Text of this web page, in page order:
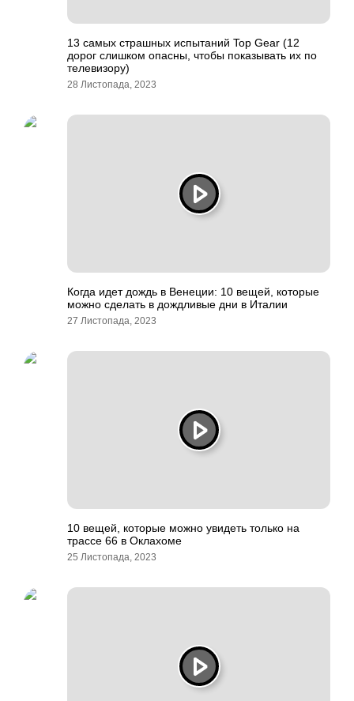
13 самых страшных испытаний Top Gear (12
дорог слишком опасны, чтобы показывать их по
телевизору)
28 Листопада, 2023
Когда идет дождь в Венеции: 10 вещей, которые
можно сделать в дождливые дни в Италии
27 Листопада, 2023
10 вещей, которые можно увидеть только на
трассе 66 в Оклахоме
25 Листопада, 2023